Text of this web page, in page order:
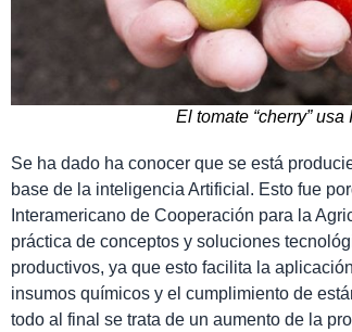
El tomate “cherry”
Se ha dado ha conocer que se está
base de la inteligencia Artificial. Esto fue
Interamericano de Cooperación para la
práctica de conceptos y soluciones
productivos, ya que esto facilita la
insumos químicos y el cumplimiento de
todo al final se trata de un aumento de la